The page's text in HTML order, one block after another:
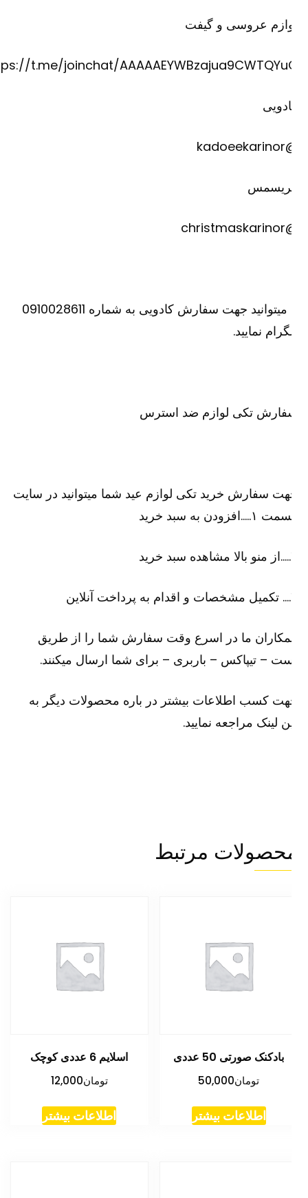
عروسی و گیفت
https://t.me/joinchat/
یا میتوانید جهت سفارش کادویی به شماره 0910028611
نمایید.
تکی لوازم ضد استرس
سفارش خرید تکی لوازم عید شما میتوانید در سایت
به سبد خرید
ما در اسرع وقت سفارش شما را از طریق
– تیپاکس – باربری – برای شما ارسال میکنند.
کسب اطلاعات بیشتر در باره محصولات دیگر به
لینک مراجعه نمایید.
مرتبط
بادکنک صورتی 50 عددی
تومان50,000
اطلاعات بیشتر
اسلایم 6 عددی کوچک
تومان12,000
اطلاعات بیشتر